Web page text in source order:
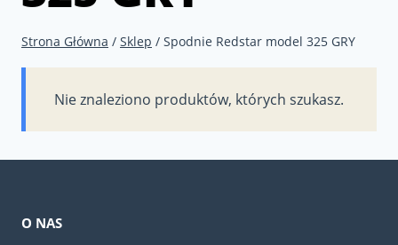
Strona Główna / Sklep / Spodnie Redstar model 325 GRY
Nie znaleziono produktów, których szukasz.
O NAS